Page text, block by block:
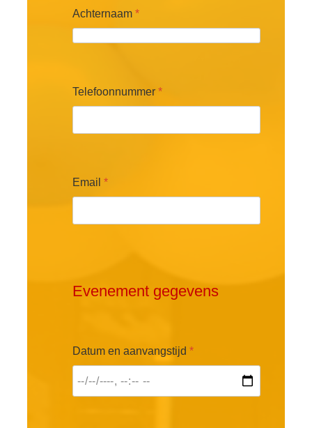
Achternaam *
Telefoonnummer *
Email *
Evenement gegevens
Datum en aanvangstijd *